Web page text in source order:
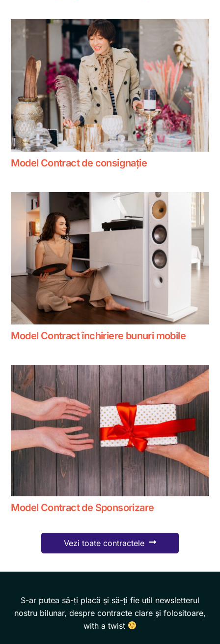
Model Contract de consignație
Model Contract închiriere bunuri mobile
Model Contract de Sponsorizare
Vezi toate contractele
S-ar putea să-ți placă și să-ți fie util newsletterul
nostru bilunar, despre contracte clare și folositoare,
with a twist